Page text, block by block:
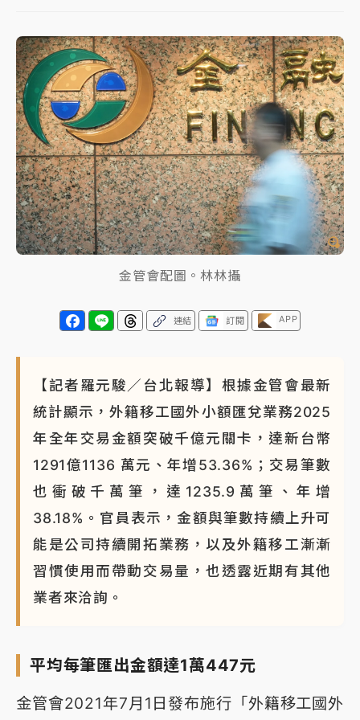
女律師陳昱瑄詐慈濟10億！黃金158kg遭查扣畫面曝光
暑假過三周才推「E宿新北打卡趣」！抽獎程序複雜 觀
旅局回應了
中信慈善基金會想增加董事人數！辜仲諒向法院聲請遭
駁 理由曝光
故宮《龍藏經》特展第2檔！今線上預約開賣一度塞車
周六起展出延長至晚上7時
台東農業處長涉圖利渡假村！東檢抗告成功 今重開羈
押庭
父親節泡湯了！中颱白海豚雨彈轟3天 「紅到發紫」降
金管會配圖。林林攝
連結 訂閱 APP
【記者羅元駿／台北報導】根據金管會最新
統計顯示，外籍移工國外小額匯兌業務2025
年全年交易金額突破千億元關卡，達新台幣
1291億1136 萬元、年增53.36%；交易筆數
也衝破千萬筆，達1235.9萬筆、年增
38.18%。官員表示，金額與筆數持續上升可
能是公司持續開拓業務，以及外籍移工漸漸
習慣使用而帶動交易量，也透露近期有其他
業者來洽詢。
平均每筆匯出金額達1萬447元
金管會2021年7月1日發布施行「外籍移工國外